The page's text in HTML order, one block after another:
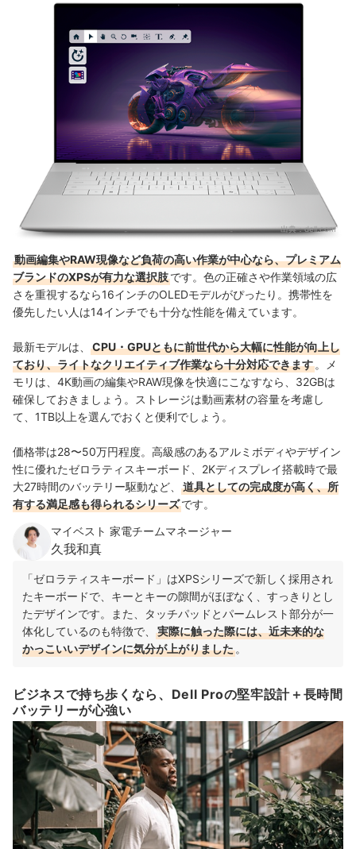
出典：dell.com
動画編集やRAW現像など負荷の高い作業が中心なら、プレミアム
ブランドのXPSが有力な選択肢です。色の正確さや作業領域の広
さを重視するなら16インチのOLEDモデルがぴったり。携帯性を
優先したい人は14インチでも十分な性能を備えています。
最新モデルは、
CPU・GPUともに前世代から大幅に性能が向上し
ており、ライトなクリエイティブ作業なら十分対応できます。メ
モリは、4K動画の編集やRAW現像を快適にこなすなら、32GBは
確保しておきましょう。ストレージは動画素材の容量を考慮し
て、1TB以上を選んでおくと便利でしょう。
価格帯は28〜50万円程度。高級感のあるアルミボディやデザイン
性に優れたゼロラティスキーボード、2Kディスプレイ搭載時で最
大27時間のバッテリー駆動など、
道具としての完成度が高く、所
有する満足感も得られるシリーズです。
マイベスト 家電チームマネージャー
久我和真
「ゼロラティスキーボード」はXPSシリーズで新しく採用され
たキーボードで、キーとキーの隙間がほぼなく、すっきりとし
たデザインです。また、タッチパッドとパームレスト部分が一
体化しているのも特徴で、
実際に触った際には、近未来的な
かっこいいデザインに気分が上がりました。
ビジネスで持ち歩くなら、Dell Proの堅牢設計＋長時間
バッテリーが心強い